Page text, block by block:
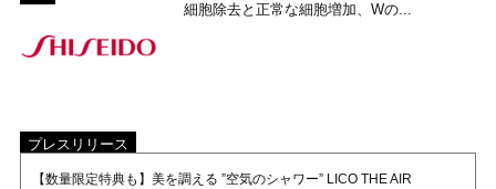
細胞除去と正常な細胞増加、Wの...
プレスリリース
【数量限定特典も】美を調える ”空気のシャワー” LICO THE AIR